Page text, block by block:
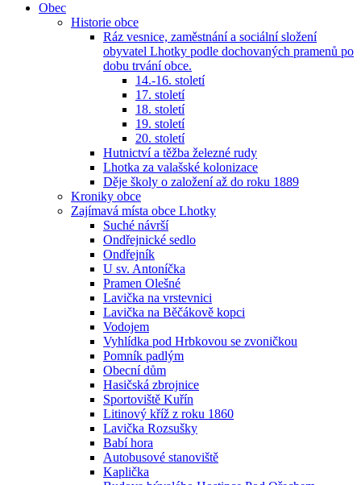
Obec
Historie obce
Ráz vesnice, zaměstnání a sociální složení
obyvatel Lhotky podle dochovaných pramenů po
dobu trvání obce.
14.-16. století
17. století
18. století
19. století
20. století
Hutnictví a těžba železné rudy
Lhotka za valašské kolonizace
Děje školy o založení až do roku 1889
Kroniky obce
Zajímavá místa obce Lhotky
Suché návrší
Ondřejnické sedlo
Ondřejník
U sv. Antoníčka
Pramen Olešné
Lavička na vrstevnici
Lavička na Běčákově kopci
Vodojem
Vyhlídka pod Hrbkovou se zvoničkou
Pomník padlým
Obecní dům
Hasičská zbrojnice
Sportoviště Kuřín
Litinový kříž z roku 1860
Lavička Rozsušky
Babí hora
Autobusové stanoviště
Kaplička